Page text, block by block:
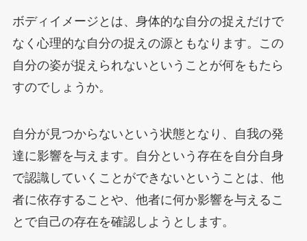
ボディイメージとは、身体的な自分の捉えだけで
なく心理的な自分の捉えの源ともなります。この
自分の姿が捉えられないということが何をもたら
すのでしょうか。
自分が見つからないという状態となり、自我の発
達に影響を与えます。自分という存在を自分自身
で認識していくことができないということは、他
者に依存することや、他者に何か影響を与えるこ
とで自己の存在を確認しようとします。